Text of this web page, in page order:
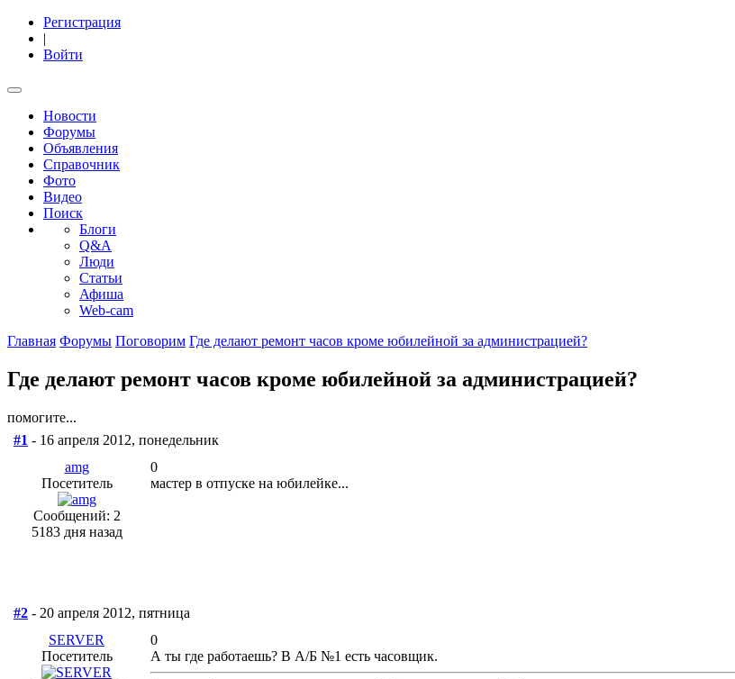
Регистрация
|
Войти
Новости
Форумы
Объявления
Справочник
Фото
Видео
Поиск
Блоги
Q&A
Люди
Статьи
Афиша
Web-cam
Главная Форумы Поговорим Где делают ремонт часов кроме юбилейной за администрацией?
Где делают ремонт часов кроме юбилейной за администрацией?
помогите...
#1 - 16 апреля 2012, понедельник
amg
Посетитель
Сообщений: 2
5183 дня назад
0
мастер в отпуске на юбилейке...
#2 - 20 апреля 2012, пятница
SERVER
Посетитель
0
А ты где работаешь? В А/Б №1 есть часовщик.